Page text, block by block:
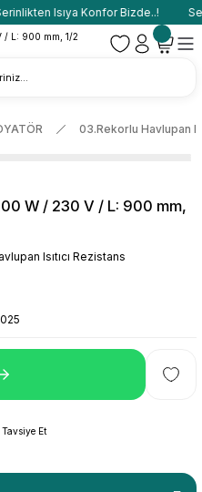
Isıya Konfor Bizde..!
03.Rekorlu Havlupan
W / 230 V / L: 900 mm,
Isıtıcı Rezistans
Tavsiye Et